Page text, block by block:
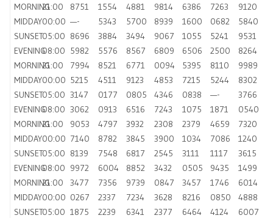
MORNING21:00 8751 1554 4881 9814 6386 7263
9120
MIDDAY00:00 —- 5343 5700 8939 1600 0682
5840
SUNSET05:00 8696 3884 3494 9067 1055 5241
9531
EVENING08:00 5982 5576 8567 6809 6506 2500
8264
MORNING21:00 7994 8521 6771 0094 5395 8110
9989
MIDDAY00:00 5215 4511 9123 4853 7215 5244
8302
SUNSET05:00 3147 0177 0805 4346 0838 —-
3766
EVENING08:00 3062 0913 6516 7243 1075 1871
0540
MORNING21:00 9053 4797 3932 2308 2379 4659
7320
MIDDAY00:00 7140 8782 3845 3900 1034 7086
1240
SUNSET05:00 8139 7548 6817 2545 3111 1117
3615
EVENING08:00 9972 6004 8852 3432 0505 9435
1499
MORNING21:00 3477 7356 9739 0847 3457 1746
6014
MIDDAY00:00 0267 2337 7234 3628 8216 0850
4888
SUNSET05:00 1875 2239 6341 2377 6464 4124
6007